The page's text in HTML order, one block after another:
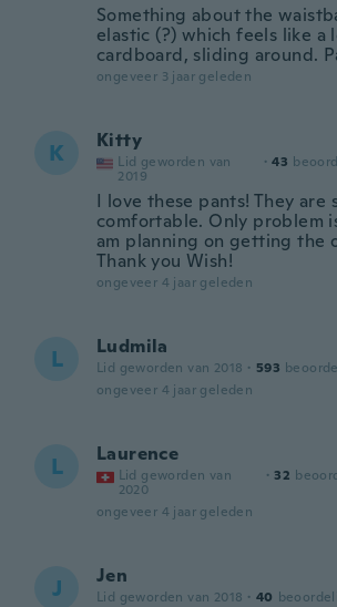
Something about the
elastic (?) which feels like a
cardboard, sliding around.
ongeveer 3 jaar geleden
K Kitty
Lid geworden van
2019
· 43
I love these pants! They are
comfortable. Only problem
am planning on getting the
Thank you Wish!
ongeveer 4 jaar geleden
L Ludmila
Lid geworden van 2018 · 593
ongeveer 4 jaar geleden
L Laurence
Lid geworden van
2020
· 32
ongeveer 4 jaar geleden
J Jen
Lid geworden van 2018 · 40